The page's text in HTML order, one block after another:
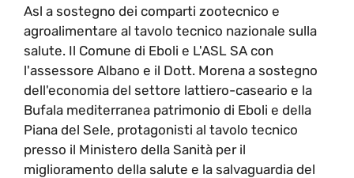
Asl a sostegno dei comparti zootecnico e
agroalimentare al tavolo tecnico nazionale sulla
salute. Il Comune di Eboli e L'ASL SA con
l'assessore Albano e il Dott. Morena a sostegno
dell'economia del settore lattiero-caseario e la
Bufala mediterranea patrimonio di Eboli e della
Piana del Sele, protagonisti al tavolo tecnico
presso il Ministero della Sanità per il
miglioramento della salute e la salvaguardia del